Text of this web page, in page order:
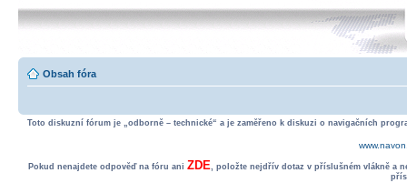
Obsah fóra
Toto diskuzní fórum je „odborně – technické“ a je zaměřeno k diskuzi o navigačních
Pokud nenajdete odpověď na fóru ani ZDE, položte nejdřív dotaz v příslušném vlákně a